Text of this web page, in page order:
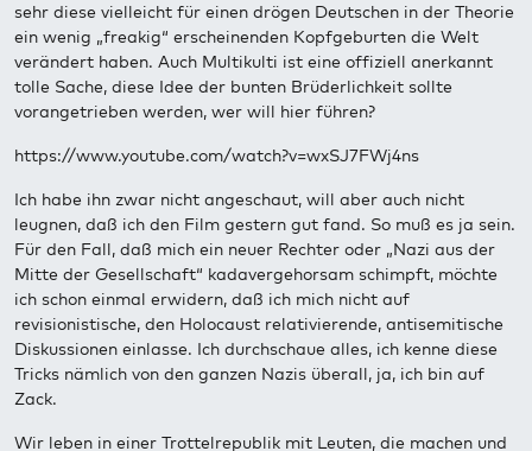
sehr diese vielleicht für einen drögen Deutschen in der Theorie
ein wenig „freakig“ erscheinenden Kopfgeburten die Welt
verändert haben. Auch Multikulti ist eine offiziell anerkannt
tolle Sache, diese Idee der bunten Brüderlichkeit sollte
vorangetrieben werden, wer will hier führen?
https://www.youtube.com/watch?v=wxSJ7FWj4ns
Ich habe ihn zwar nicht angeschaut, will aber auch nicht
leugnen, daß ich den Film gestern gut fand. So muß es ja sein.
Für den Fall, daß mich ein neuer Rechter oder „Nazi aus der
Mitte der Gesellschaft“ kadavergehorsam schimpft, möchte
ich schon einmal erwidern, daß ich mich nicht auf
revisionistische, den Holocaust relativierende, antisemitische
Diskussionen einlasse. Ich durchschaue alles, ich kenne diese
Tricks nämlich von den ganzen Nazis überall, ja, ich bin auf
Zack.
Wir leben in einer Trottelrepublik mit Leuten, die machen und